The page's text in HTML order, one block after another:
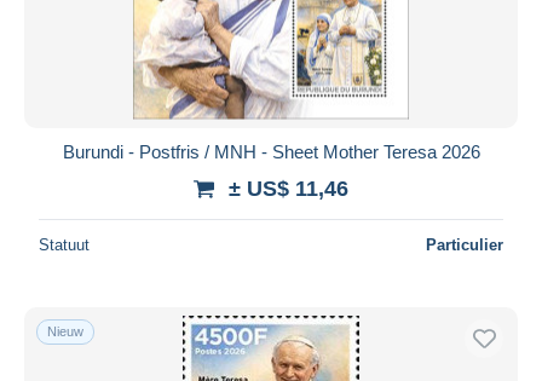
Burundi - Postfris / MNH - Sheet Mother Teresa 2026
± US$ 11,46
Statuut Particulier
Nieuw